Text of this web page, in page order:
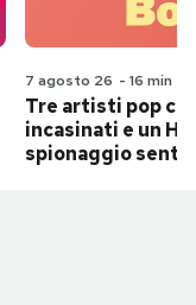
7 agosto 26 - 16 min
Tre artisti pop
incasinati e un
spionaggio